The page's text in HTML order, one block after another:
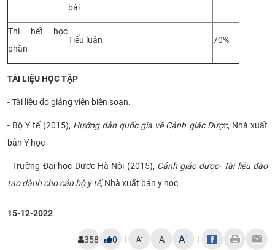
bài
Thi hết học
phần
Tiểu luận 70%
TÀI LIỆU HỌC TẬP
- Tài liệu do giảng viên biên soạn.
- Bộ Y tế (2015), Hướng dẫn quốc gia về Cảnh giác Dược, Nhà xuất
bản Y học
- Trường Đại học Dược Hà Nội (2015), Cảnh giác dược- Tài liệu đào
tạo dành cho cán bộ y tế, Nhà xuất bản y học.
15-12-2022
358 0 | A- A A+ |